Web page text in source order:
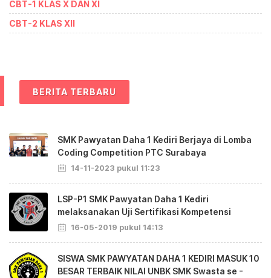
CBT-1 KLAS X DAN XI
CBT-2 KLAS XII
BERITA TERBARU
SMK Pawyatan Daha 1 Kediri Berjaya di Lomba
Coding Competition PTC Surabaya
14-11-2023 pukul 11:23
LSP-P1 SMK Pawyatan Daha 1 Kediri
melaksanakan Uji Sertifikasi Kompetensi
16-05-2019 pukul 14:13
SISWA SMK PAWYATAN DAHA 1 KEDIRI MASUK 10
BESAR TERBAIK NILAI UNBK SMK Swasta se -